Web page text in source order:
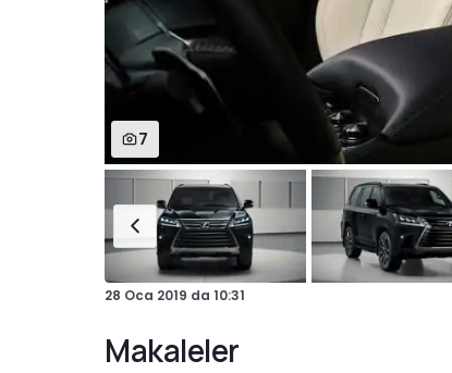
7
28 Oca 2019 da 10:31
Makaleler